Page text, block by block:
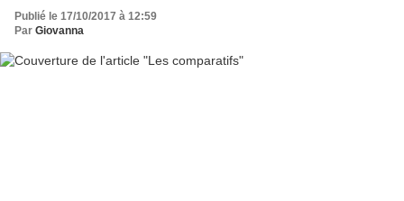
Publié le 17/10/2017 à 12:59
Par Giovanna